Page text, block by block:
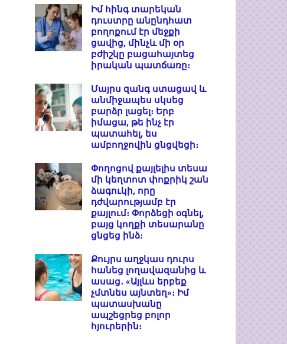
Իմ հինգ տարեկան
դուստրը անընդհատ
բողոքում էր մեջքի
ցավից, մինչև մի օր
բժիշկը բացահայտեց
իրական պատճառը։
Մայրս զանգ ստացավ և
անմիջապես սկսեց
բարձր լացել։ Երբ
իմացա, թե ինչ էր
պատահել, ես
ամբողջովին ցնցվեցի։
Փողոցով քայլելիս տեսա
մի կեղտոտ փոքրիկ շան
ձագուկի, որը
դժվարությամբ էր
քայլում։ Փորձեցի օգնել,
բայց կողքի տեսարանը
ցնցեց ինձ։
Քույրս աղջկաս դուրս
հանեց լողավազանից և
ասաց․ «Այլևս երբեք
չմտնես այնտեղ»։ Իմ
պատասխանը
ապշեցրեց բոլոր
հյուրերին։